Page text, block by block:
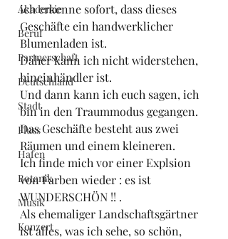
Akademie
Beruf
Partnerschaft
Deutschland
Stadt
Fluss
Hafen
Botanik
Musik
Konzert
ich erkenne sofort, dass dieses
Geschäfte ein handwerklicher
Blumenladen ist.
Daher kann ich nicht widerstehen,
hineinhändler ist.
Und dann kann ich euch sagen, ich
bin in den Traummodus gegangen.
Das Geschäfte besteht aus zwei
Räumen und einem kleineren.
Ich finde mich vor einer Explsion
von Farben wieder : es ist
WUNDERSCHÖN !! .
Als ehemaliger Landschaftsgärtner
ist alles, was ich sehe, so schön,